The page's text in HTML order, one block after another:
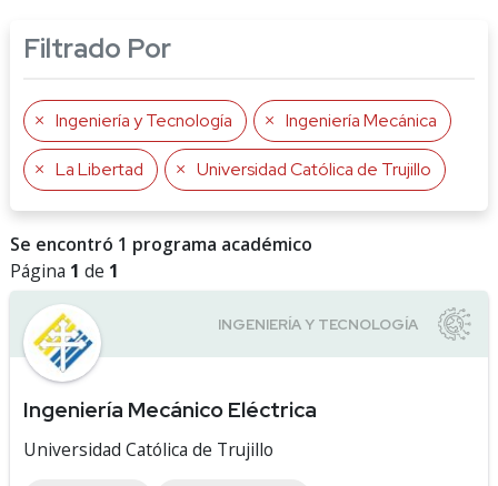
Filtrado Por
Ingeniería y Tecnología Ingeniería Mecánica
La Libertad Universidad Católica de Trujillo
Se encontró 1 programa académico
Página 1 de 1
Ingeniería Mecánico Eléctrica
Universidad Católica de Trujillo